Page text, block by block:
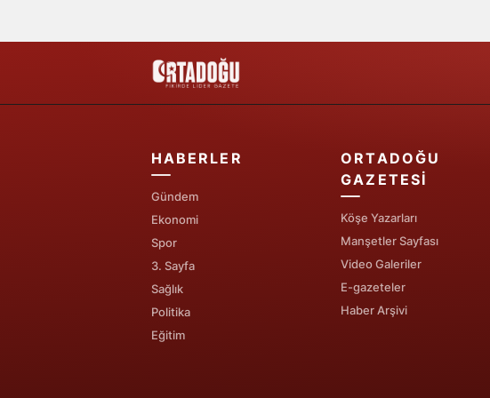
HABERLER
Gündem
Ekonomi
Spor
3. Sayfa
Sağlık
Politika
Eğitim
ORTADOĞU
GAZETESI
Köşe Yazarları
Manşetler Sayfası
Video Galeriler
E-gazeteler
Haber Arşivi